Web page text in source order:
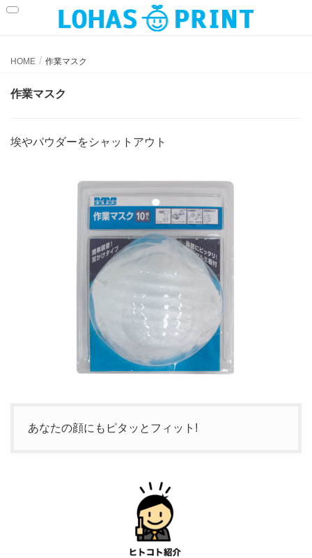
作業マスク
HOME 作業マスク
作業マスク
埃やパウダーをシャットアウト
あなたの顔にもピタッとフィット!